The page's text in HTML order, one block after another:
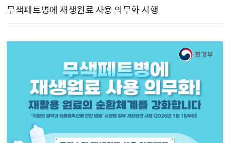
무색페트병에 재생원료 사용 의무화 시행